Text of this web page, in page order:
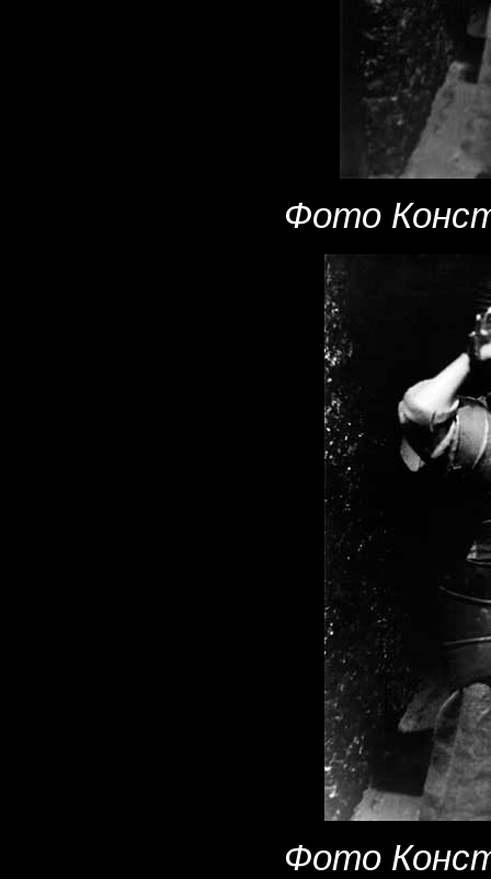
Фото
Фото